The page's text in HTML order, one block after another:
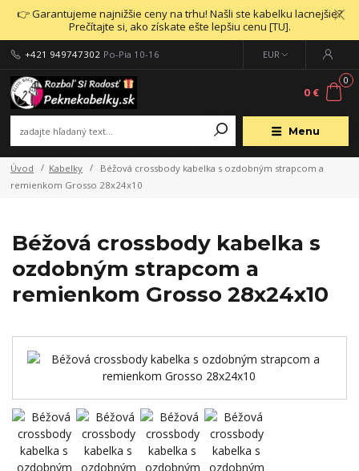
👉 Garantujeme najnižšie ceny na trhu! Našli ste kabelku lacnejšie?
Prečítajte si, ako získate ešte lepšiu cenu [TU].
Menu
EUR
+421 949747302 Po-Pia 10-16
0
0 €
Úvod Kabelky
Béžová crossbody kabelka s ozdobným strapcom a
remienkom Grosso 28x24x10
Béžová crossbody kabelka s
ozdobným strapcom a
remienkom Grosso 28x24x10